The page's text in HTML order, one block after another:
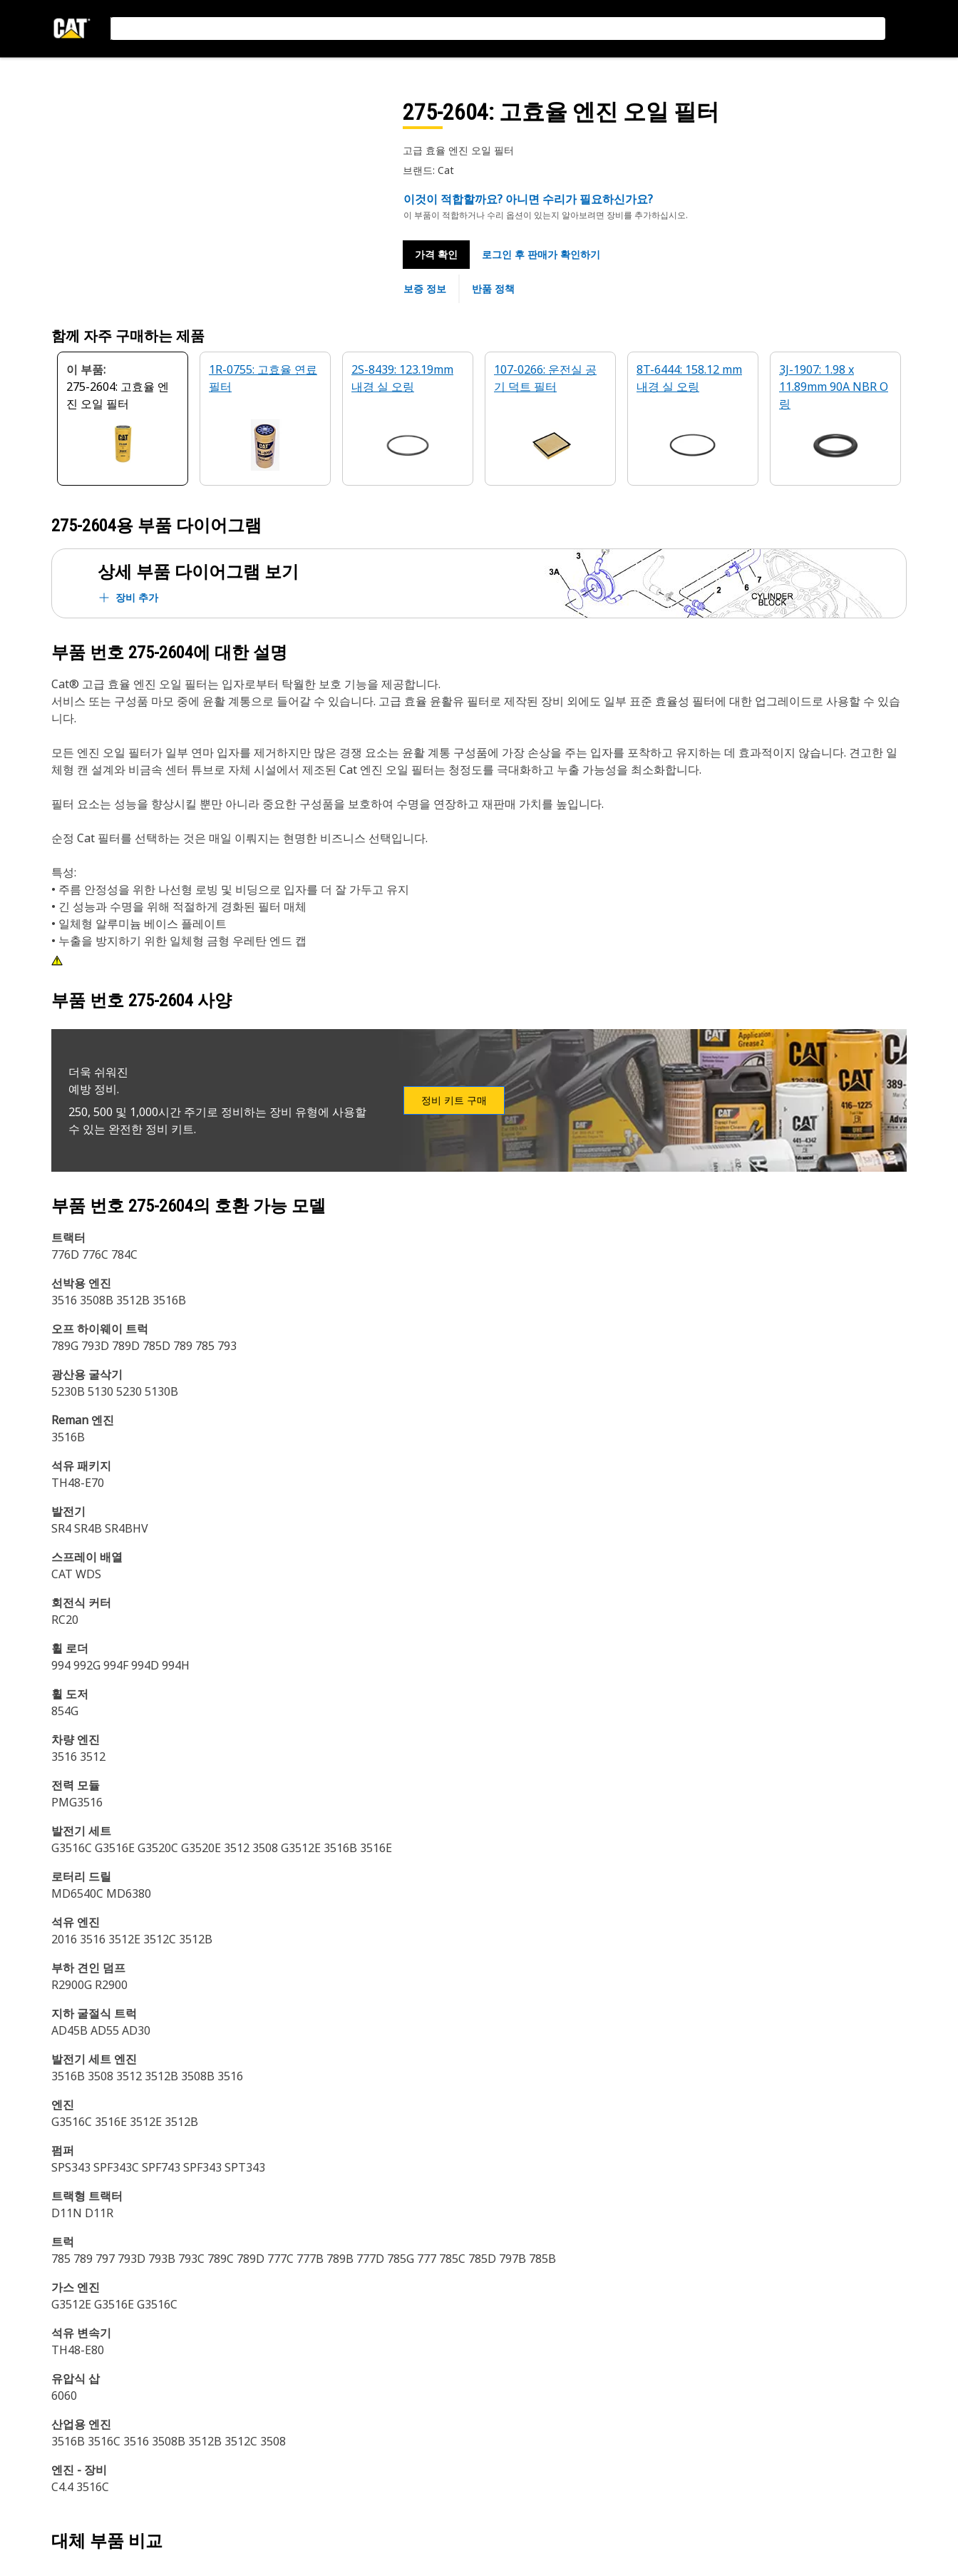
275-2604: 고효율 엔진 오일 필터
고급 효율 엔진 오일 필터
브랜드: Cat
이것이 적합할까요? 아니면 수리가 필요하신가요?
이 부품이 적합하거나 수리 옵션이 있는지 알아보려면 장비를 추가하십시오.
가격 확인 로그인 후 판매가 확인하기
보증 정보 반품 정책
함께 자주 구매하는 제품
이 부품:
275-2604: 고효율 엔
진 오일 필터
1R-0755: 고효율 연료
필터
2S-8439: 123.19mm
내경 실 오링
107-0266: 운전실 공
기 덕트 필터
8T-6444: 158.12 mm
내경 실 오링
3J-1907: 1.98 x
11.89mm 90A NBR O
링
275-2604용 부품 다이어그램
상세 부품 다이어그램 보기
장비 추가
부품 번호 275-2604에 대한 설명
Cat® 고급 효율 엔진 오일 필터는 입자로부터 탁월한 보호 기능을 제공합니다.
서비스 또는 구성품 마모 중에 윤활 계통으로 들어갈 수 있습니다. 고급 효율 윤활유 필터로 제작된 장비 외에도 일부 표준 효율성 필터에 대한 업그레이드로 사용할 수 있습
니다.
모든 엔진 오일 필터가 일부 연마 입자를 제거하지만 많은 경쟁 요소는 윤활 계통 구성품에 가장 손상을 주는 입자를 포착하고 유지하는 데 효과적이지 않습니다. 견고한 일
체형 캔 설계와 비금속 센터 튜브로 자체 시설에서 제조된 Cat 엔진 오일 필터는 청정도를 극대화하고 누출 가능성을 최소화합니다.
필터 요소는 성능을 향상시킬 뿐만 아니라 중요한 구성품을 보호하여 수명을 연장하고 재판매 가치를 높입니다.
순정 Cat 필터를 선택하는 것은 매일 이뤄지는 현명한 비즈니스 선택입니다.
특성:
• 주름 안정성을 위한 나선형 로빙 및 비딩으로 입자를 더 잘 가두고 유지
• 긴 성능과 수명을 위해 적절하게 경화된 필터 매체
• 일체형 알루미늄 베이스 플레이트
• 누출을 방지하기 위한 일체형 금형 우레탄 엔드 캡
부품 번호 275-2604 사양
더욱 쉬워진
예방 정비.
250, 500 및 1,000시간 주기로 정비하는 장비 유형에 사용할
수 있는 완전한 정비 키트.
정비 키트 구매
부품 번호 275-2604의 호환 가능 모델
트랙터
776D 776C 784C
선박용 엔진
3516 3508B 3512B 3516B
오프 하이웨이 트럭
789G 793D 789D 785D 789 785 793
광산용 굴삭기
5230B 5130 5230 5130B
Reman 엔진
3516B
석유 패키지
TH48-E70
발전기
SR4 SR4B SR4BHV
스프레이 배열
CAT WDS
회전식 커터
RC20
휠 로더
994 992G 994F 994D 994H
휠 도저
854G
차량 엔진
3516 3512
전력 모듈
PMG3516
발전기 세트
G3516C G3516E G3520C G3520E 3512 3508 G3512E 3516B 3516E
로터리 드릴
MD6540C MD6380
석유 엔진
2016 3516 3512E 3512C 3512B
부하 견인 덤프
R2900G R2900
지하 굴절식 트럭
AD45B AD55 AD30
발전기 세트 엔진
3516B 3508 3512 3512B 3508B 3516
엔진
G3516C 3516E 3512E 3512B
펌퍼
SPS343 SPF343C SPF743 SPF343 SPT343
트랙형 트랙터
D11N D11R
트럭
785 789 797 793D 793B 793C 789C 789D 777C 777B 789B 777D 785G 777 785C 785D 797B 785B
가스 엔진
G3512E G3516E G3516C
석유 변속기
TH48-E80
유압식 삽
6060
산업용 엔진
3516B 3516C 3516 3508B 3512B 3512C 3508
엔진 - 장비
C4.4 3516C
대체 부품 비교